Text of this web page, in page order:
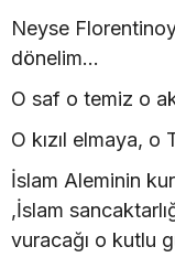
Neyse
dönelim...
O saf o temiz o
O kızıl elmaya,
İslam Aleminin
,İslam
vuracağı o kutlu